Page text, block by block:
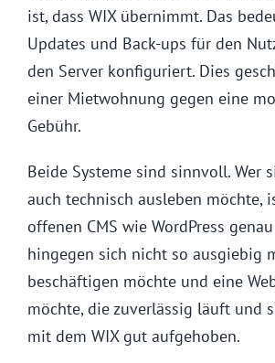
ist, dass WIX übernimmt. Das
Updates und Back-ups für den
den Server konfiguriert. Dies
einer Mietwohnung gegen eine
Gebühr.
Beide Systeme sind sinnvoll. Wer
auch technisch ausleben möchte,
offenen CMS wie WordPress
hingegen sich nicht so ausgiebig
beschäftigen möchte und eine
möchte, die zuverlässig läuft und
mit dem WIX gut aufgehoben.